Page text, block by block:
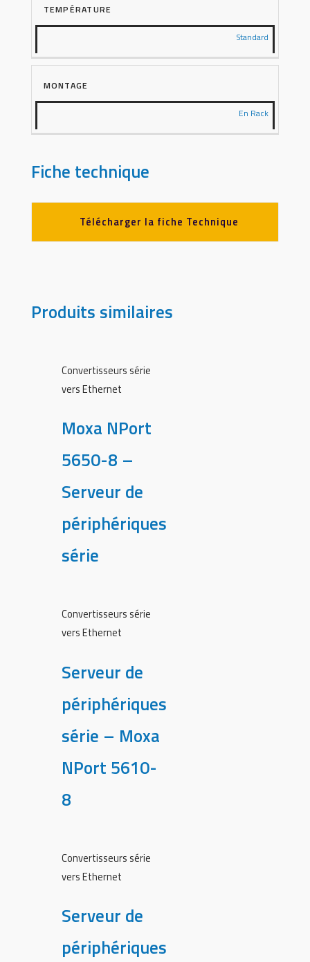
TEMPÉRATURE
Standard
MONTAGE
En Rack
Fiche technique
Télécharger la fiche Technique
Produits similaires
Convertisseurs série
vers Ethernet
Moxa NPort
5650-8 –
Serveur de
périphériques
série
Convertisseurs série
vers Ethernet
Serveur de
périphériques
série – Moxa
NPort 5610-
8
Convertisseurs série
vers Ethernet
Serveur de
périphériques